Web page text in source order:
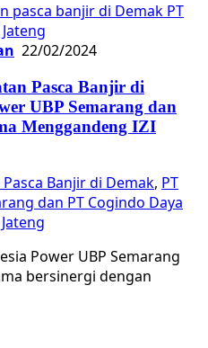
22/02/2024
Pasca Banjir di
UBP Semarang dan
Menggandeng IZI
Banjir di Demak, PT
dan PT Cogindo Daya
Power UBP Semarang
bersinergi dengan